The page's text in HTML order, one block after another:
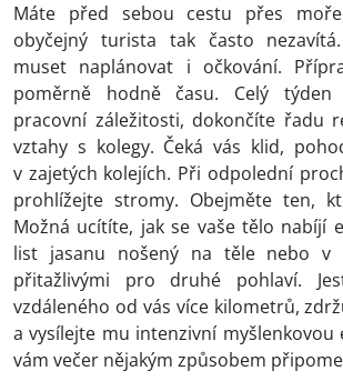
Máte před sebou cestu přes
obyčejný turista tak často
muset naplánovat i očkování.
poměrně hodně času. Celý
pracovní záležitosti, dokončíte řadu
vztahy s kolegy. Čeká vás klid,
v zajetých kolejích. Při odpolední
prohlížejte stromy. Obejměte ten,
Možná ucítíte, jak se vaše tělo nabíjí
list jasanu nošený na těle nebo v
přitažlivými pro druhé pohlaví.
vzdáleného od vás více kilometrů,
a vysílejte mu intenzivní myšlenkovou
vám večer nějakým způsobem